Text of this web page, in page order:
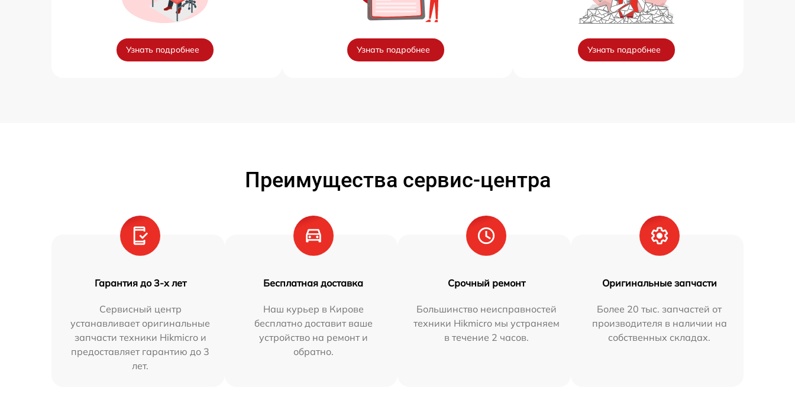
Узнать подробнее Узнать подробнее Узнать подробнее
Преимущества сервис-центра
Гарантия до 3-х лет
Сервисный центр
устанавливает оригинальные
запчасти техники Hikmicro и
предоставляет гарантию до 3
лет.
Бесплатная доставка
Наш курьер в Кирове
бесплатно доставит ваше
устройство на ремонт и
обратно.
Срочный ремонт
Большинство неисправностей
техники Hikmicro мы устраняем
в течение 2 часов.
Оригинальные запчасти
Более 20 тыс. запчастей от
производителя в наличии на
собственных складах.